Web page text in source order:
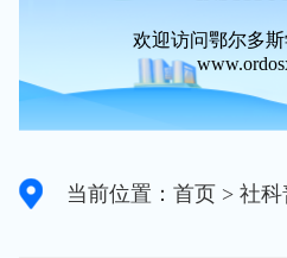
欢迎访问鄂尔多
当前位置：首页 > 社科